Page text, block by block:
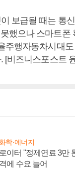
보급될 때는 통
했으나 스마트
주행자동차시대
[비즈니스포스트
화학·에너지
로이터 "정제연료 3만
격에 수요 늘어